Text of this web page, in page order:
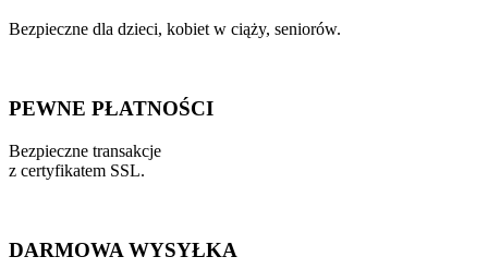
Bezpieczne dla dzieci, kobiet w ciąży, seniorów.
PEWNE PŁATNOŚCI
Bezpieczne transakcje
z certyfikatem SSL.
DARMOWA WYSYŁKA